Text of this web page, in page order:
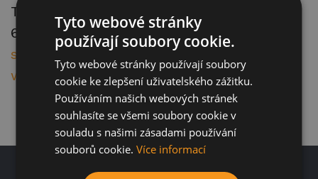
Technická 3029/17
616 00 Brno
sales@solsol.cz
www.solsol.cz/
Tyto webové stránky
používají soubory cookie.
Tyto webové stránky používají soubory
cookie ke zlepšení uživatelského zážitku.
Používáním našich webových stránek
souhlasíte se všemi soubory cookie v
souladu s našimi zásadami používání
souborů cookie.Více informací